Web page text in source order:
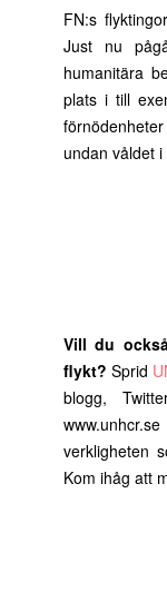
FN:s
Just nu
humanitära
plats i till
undan våldet i
Vill du
flykt? Sprid
blogg,
verkligheten
Kom ihåg att